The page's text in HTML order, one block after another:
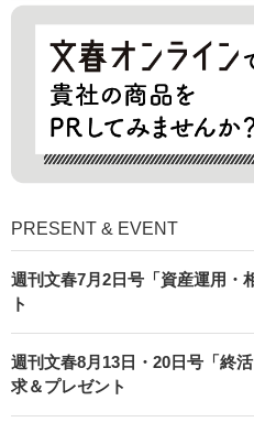
PRESENT & EVENT
週刊文春7月2日号「資産運用・
ト
週刊文春8月13日・20日号「終
求＆プレゼント